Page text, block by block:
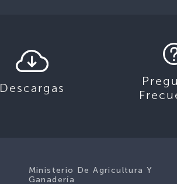
Descargas
Ministerio De Agricultura Y
Ganadería